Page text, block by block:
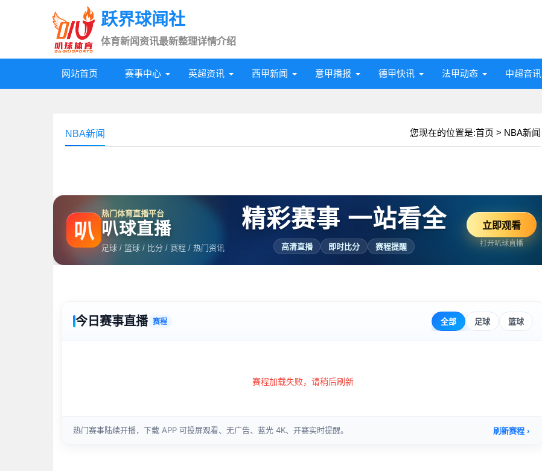
跃界球闻社
体育新闻资讯最新整理详情介绍
网站首页 赛事中心 英超资讯 西甲新闻 意甲播报 德甲快讯 法甲动态 中超音讯
您现在的位置是:首页 > NBA新闻
NBA新闻
叭
热门体育直播平台
叭球直播
足球 / 篮球 / 比分 / 赛程 / 热门资讯
精彩赛事 一站看全
高清直播 即时比分 赛程提醒
立即观看
打开叭球直播